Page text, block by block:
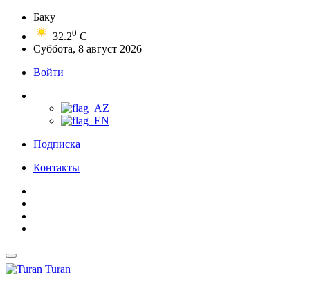
Баку
32.20 C
Суббота, 8 август 2026
Войти
Подписка
Контакты
Turan